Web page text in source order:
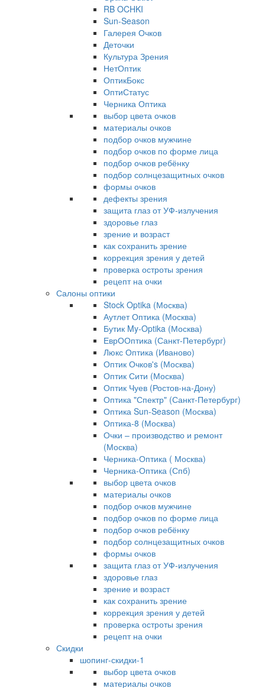
RB OCHKI
Sun-Season
Галерея Очков
Деточки
Культура Зрения
НетОптик
ОптикБокс
ОптиСтатус
Черника Оптика
выбор цвета очков
материалы очков
подбор очков мужчине
подбор очков по форме лица
подбор очков ребёнку
подбор солнцезащитных очков
формы очков
дефекты зрения
защита глаз от УФ-излучения
здоровье глаз
зрение и возраст
как сохранить зрение
коррекция зрения у детей
проверка остроты зрения
рецепт на очки
Салоны оптики
Stock Optika (Москва)
Аутлет Оптика (Москва)
Бутик My-Optika (Москва)
ЕврООптика (Санкт-Петербург)
Люкс Оптика (Иваново)
Оптик Очков's (Москва)
Оптик Сити (Москва)
Оптик Чуев (Ростов-на-Дону)
Оптика "Спектр" (Санкт-Петербург)
Оптика Sun-Season (Москва)
Оптика-8 (Москва)
Очки – производство и ремонт
(Москва)
Черника-Оптика ( Москва)
Черника-Оптика (Спб)
выбор цвета очков
материалы очков
подбор очков мужчине
подбор очков по форме лица
подбор очков ребёнку
подбор солнцезащитных очков
формы очков
защита глаз от УФ-излучения
здоровье глаз
зрение и возраст
как сохранить зрение
коррекция зрения у детей
проверка остроты зрения
рецепт на очки
Скидки
шопинг-скидки-1
выбор цвета очков
материалы очков